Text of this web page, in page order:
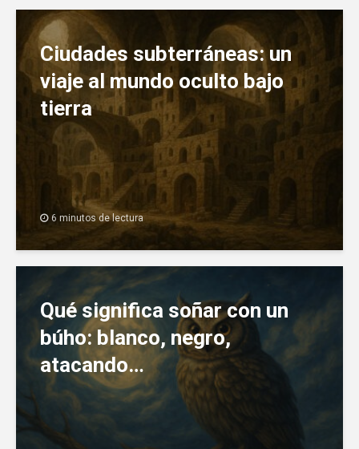
Ciudades subterráneas: un
viaje al mundo oculto bajo
tierra
6 minutos de lectura
Qué significa soñar con un
búho: blanco, negro,
atacando…